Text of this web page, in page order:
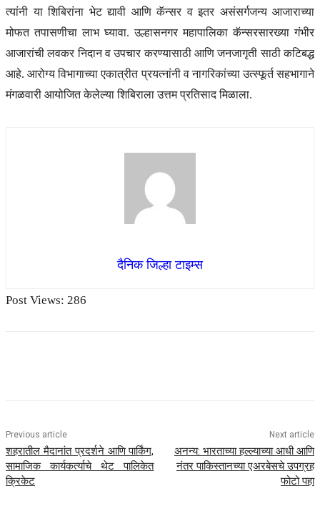
त्यांनी या शिबिरांना भेट द्यावी आणि कॅन्सर व इतर असंसर्गजन्य आजाराच्या
मोफत तपासणीचा लाभ घ्यावा. उल्हासनगर महापालिका कॅन्सरसारख्या गंभीर
आजारांची लवकर निदान व उपचार करण्यासाठी आणि जनजागृती साठी कटिबद्ध
आहे. आरोग्य विभागाच्या एकात्रीत प्रयत्नांनी व नागरिकांच्या उत्स्फूर्त सहभागाने
मंगळवारी आयोजित केलेल्या शिबिराला उत्तम प्रतिसाद मिळाला.
दैनिक जिल्हा टाइम्स
Post Views: 286
Previous article
शहरातील मैदानांत प्रदर्शने आणि पार्किंग,
सामाजिक कार्यकर्त्याचे थेट पालिकेत
क्रिकेट
Next article
अनन्य: भारताच्या हल्ल्याच्या आधी आणि
नंतर पाकिस्तानच्या एअरबेसचे उपग्रह
फोटो पहा